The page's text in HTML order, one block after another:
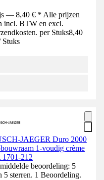
— 8,40 € * Alle prijzen
incl. BTW en excl.
per Stuks8,40
Stuks
JAEGER Duro 2000
1-voudig crème
1701-212
beoordeling: 5
5 sterren. 1 Beoordeling.